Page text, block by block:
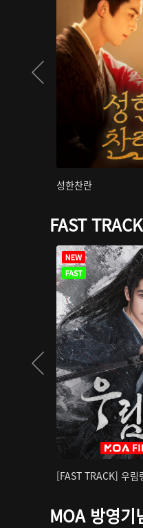
성한찬란
FAST
[FAST TRACK] 우림
MOA 방영기